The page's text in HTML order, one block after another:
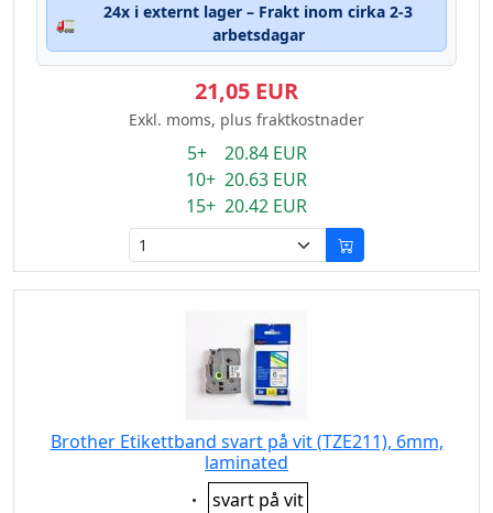
🚛
24x i externt lager – Frakt inom cirka 2-3
arbetsdagar
21,05 EUR
Exkl. moms, plus fraktkostnader
5+ 20.84 EUR
10+ 20.63 EUR
15+ 20.42 EUR
Brother Etikettband svart på vit (TZE211), 6mm,
laminated
Eigenschaft:
svart på vit